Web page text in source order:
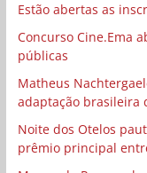
Estão abertas as
Concurso Cine.Ema
públicas
Matheus
adaptação brasileira
Noite dos Otelos
prêmio principal